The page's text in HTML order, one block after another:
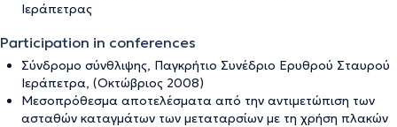
Ιεράπετρας
Participation in conferences
Σύνδρομο σύνθλιψης, Παγκρήτιο Συνέδριο Ερυθρού Σταυρού
Ιεράπετρα, (Οκτώβριος 2008)
Μεσοπρόθεσμα αποτελέσματα από την αντιμετώπιση των
ασταθών καταγμάτων των μεταταρσίων με τη χρήση πλακών